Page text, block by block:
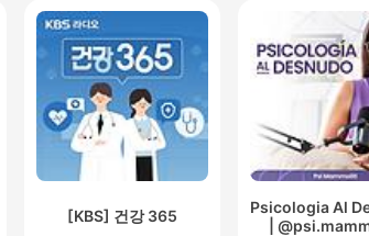
[KBS] 건강 365
Psicologia Al
|